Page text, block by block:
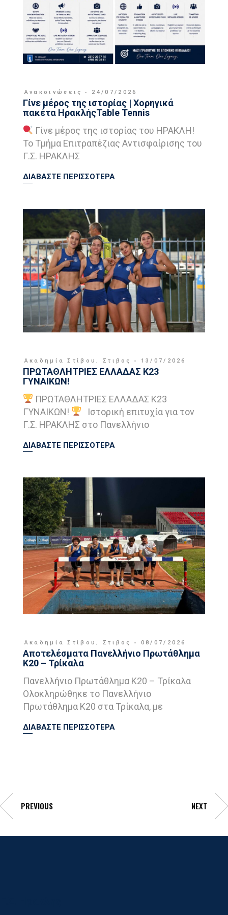
Ανακοινώσεις 24/07/2026
Γίνε μέρος της ιστορίας | Χορηγικά
πακέτα ΗρακλήςTable Tennis
Γίνε μέρος της ιστορίας του ΗΡΑΚΛΗ!
Το Τμήμα Επιτραπέζιας Αντισφαίρισης του
Γ.Σ. ΗΡΑΚΛΗΣ
ΔΙΑΒΑΣΤΕ ΠΕΡΙΣΣΟΤΕΡΑ
Ακαδημία Στίβου , Στιβος 13/07/2026
ΠΡΩΤΑΘΛΗΤΡΙΕΣ ΕΛΛΑΔΑΣ Κ23
ΓΥΝΑΙΚΩΝ!
ΠΡΩΤΑΘΛΗΤΡΙΕΣ ΕΛΛΑΔΑΣ Κ23
ΓΥΝΑΙΚΩΝ!
Ιστορική επιτυχία για τον
Γ.Σ. ΗΡΑΚΛΗΣ στο Πανελλήνιο
ΔΙΑΒΑΣΤΕ ΠΕΡΙΣΣΟΤΕΡΑ
Ακαδημία Στίβου , Στιβος 08/07/2026
Αποτελέσματα Πανελλήνιο Πρωτάθλημα
Κ20 – Τρίκαλα
Πανελλήνιο Πρωτάθλημα Κ20 – Τρίκαλα
Ολοκληρώθηκε το Πανελλήνιο
Πρωτάθλημα Κ20 στα Τρίκαλα, με
ΔΙΑΒΑΣΤΕ ΠΕΡΙΣΣΟΤΕΡΑ
PREVIOUS NEXT